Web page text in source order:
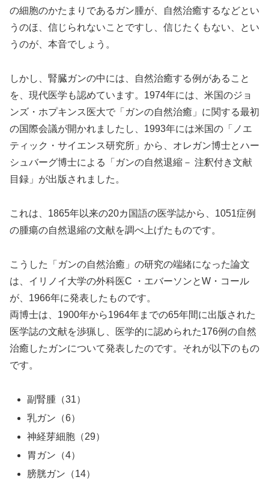
の細胞のかたまりであるガン腫が、自然治癒するなどとい
うのほ、信じられないことですし、信じたくもない、とい
うのが、本音でしょう。
しかし、腎臓ガンの中には、自然治癒する例があること
を、現代医学も認めています。1974年には、米国のジョ
ンズ・ホプキンス医大で「ガンの自然治癒」に関する最初
の国際会議が開かれましたし、1993年には米国の「ノエ
ティック・サイエンス研究所」から、オレガン博士とハー
シュバーグ博士による「ガンの自然退縮－ 注釈付き文献
目録」が出版されました。
これは、1865年以来の20カ国語の医学誌から、1051症例
の腫瘍の自然退縮の文献を調べ上げたものです。
こうした「ガンの自然治癒」の研究の端緒になった論文
は、イリノイ大学の外科医C ・エバーソンとW・コール
が、1966年に発表したものです。
両博士は、1900年から1964年までの65年間に出版された
医学誌の文献を渉猟し、医学的に認められた176例の自然
治癒したガンについて発表したのです。それが以下のもの
です。
副腎腫（31）
乳ガン（6）
神経芽細胞（29）
胃ガン（4）
膀胱ガン（14）